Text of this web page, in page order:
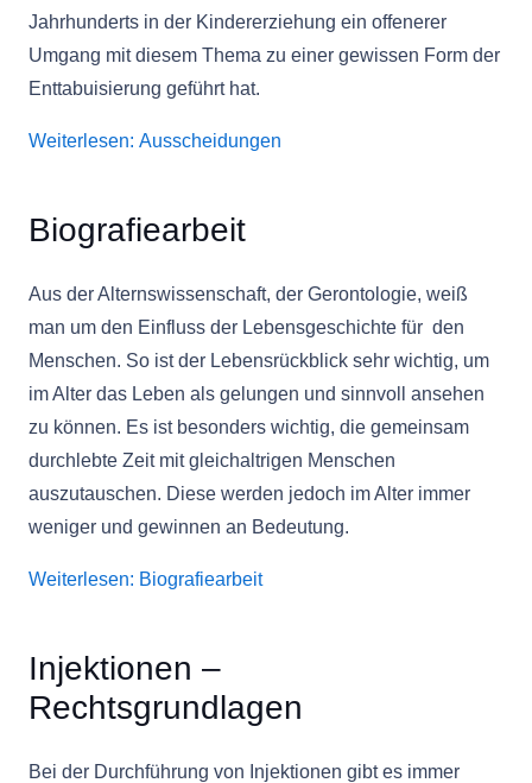
Jahrhunderts in der Kindererziehung ein offenerer
Umgang mit diesem Thema zu einer gewissen Form der
Enttabuisierung geführt hat.
Weiterlesen: Ausscheidungen
Biografiearbeit
Aus der Alternswissenschaft, der Gerontologie, weiß
man um den Einfluss der Lebensgeschichte für den
Menschen. So ist der Lebensrückblick sehr wichtig, um
im Alter das Leben als gelungen und sinnvoll ansehen
zu können. Es ist besonders wichtig, die gemeinsam
durchlebte Zeit mit gleichaltrigen Menschen
auszutauschen. Diese werden jedoch im Alter immer
weniger und gewinnen an Bedeutung.
Weiterlesen: Biografiearbeit
Injektionen –
Rechtsgrundlagen
Bei der Durchführung von Injektionen gibt es immer